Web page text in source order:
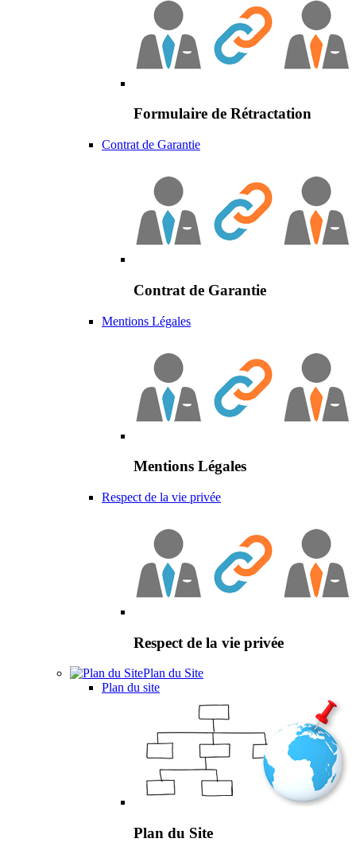
Formulaire de Rétractation
Contrat de Garantie
Contrat de Garantie
Mentions Légales
Mentions Légales
Respect de la vie privée
Respect de la vie privée
Plan du Site
Plan du site
Plan du Site